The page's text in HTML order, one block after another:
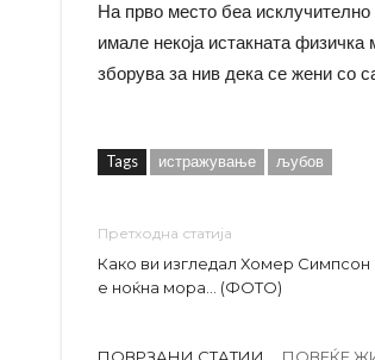
На прво место беа исклучително
имале некоја истакната
зборува за нив дека се жени со
Tags истражување љубов
Претходна статија
Како ви изгледал Хомер
е ноќна мора… (ФОТО)